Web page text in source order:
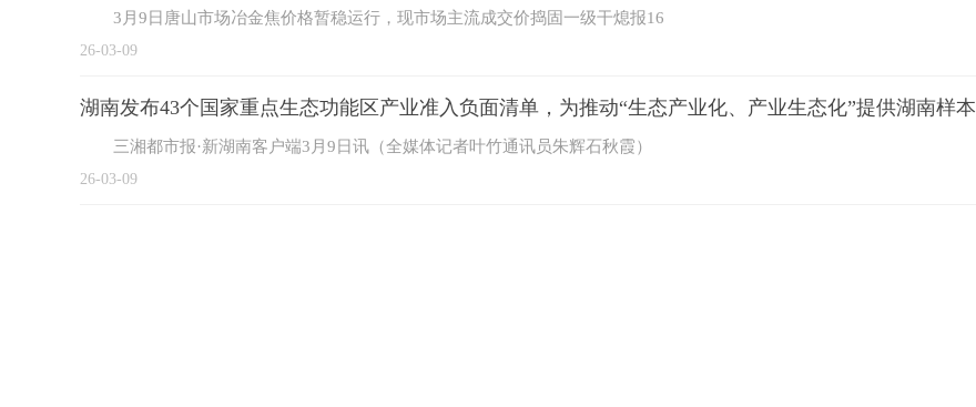
3月9日唐山市场冶金焦价格暂稳运行，现市场主流成交价捣固一级干熄报16
26-03-09
湖南发布43个国家重点生态功能区产业准入负面清单，为推动“生态产业化、产业生态化”提供湖南样本
三湘都市报·新湖南客户端3月9日讯（全媒体记者叶竹通讯员朱辉石秋霞）
26-03-09